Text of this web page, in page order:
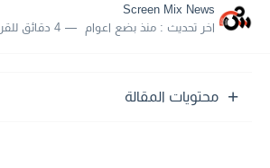
Screen Mix News
اخر تحديث : منذ بضع اعوام 4 دقائق للقراءة
محتويات المقالة